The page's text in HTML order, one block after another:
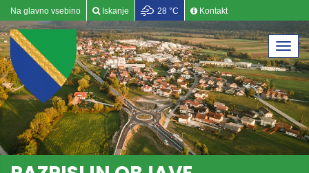
Na glavno vsebino Iskanje 28 °C Kontakt